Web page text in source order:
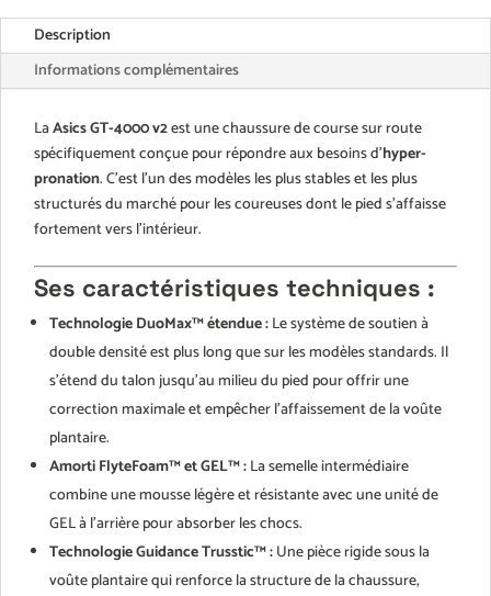
Description
Informations complémentaires
LaAsics GT-4000 v2est une chaussure de course sur route
spécifiquement conçue pour répondre aux besoins d'hyper-
pronation. C'est l'un des modèles les plus stables et les plus
structurés du marché pour les coureuses dont le pied s'affaisse
fortement vers l'intérieur.
Ses caractéristiques techniques :
Technologie DuoMax™ étendue :Le système de soutien à
double densité est plus long que sur les modèles standards. Il
s'étend du talon jusqu'au milieu du pied pour offrir une
correction maximale et empêcher l'affaissement de la voûte
plantaire.
Amorti FlyteFoam™ et GEL™ :La semelle intermédiaire
combine une mousse légère et résistante avec une unité de
GEL à l'arrière pour absorber les chocs.
Technologie Guidance Trusstic™ :Une pièce rigide sous la
voûte plantaire qui renforce la structure de la chaussure,